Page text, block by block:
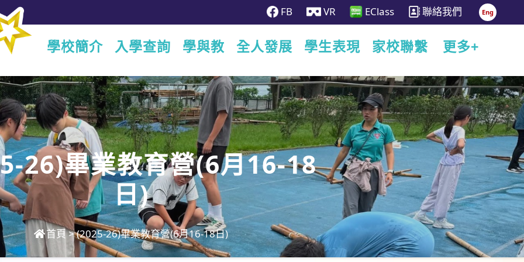
FB VR EClass 聯絡我們 Eng
學校簡介 入學查詢 學與教 全人發展 學生表現 家校聯繫 更多+
26)畢業教育營(6月16-18
日)
首頁>(2025-26)畢業教育營(6月16-18日)